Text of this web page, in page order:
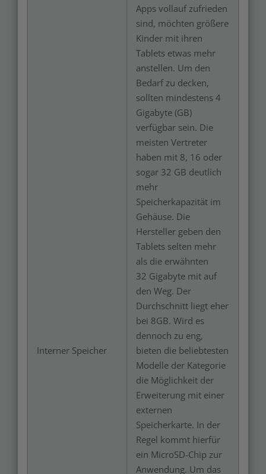
Interner Speicher
Apps vollauf zufrieden
sind, möchten größere
Kinder mit ihren
Tablets etwas mehr
anstellen. Um den
Bedarf zu decken,
sollten mindestens 4
Gigabyte (GB)
verfügbar sein. Die
meisten Vertreter
haben mit 8, 16 oder
sogar 32 GB deutlich
mehr
Speicherkapazität im
Gehäuse. Die
Hersteller geben den
Tablets selten mehr
als die erwähnten
32 Gigabyte mit auf
den Weg. Der
Durchschnitt liegt eher
bei 8GB. Wird es
dennoch zu eng,
bieten die beliebtesten
Modelle der Kategorie
die Möglichkeit der
Erweiterung mit einer
externen
Speicherkarte. In der
Regel kommt hierfür
ein MicroSD-Chip zur
Anwendung. Um das